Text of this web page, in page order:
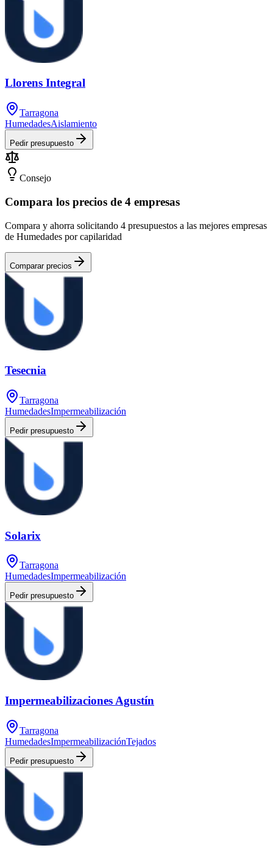
Llorens Integral
Tarragona
HumedadesAislamiento
Pedir presupuesto
Consejo
Compara los precios de 4 empresas
Compara y ahorra solicitando 4 presupuestos a las mejores empresas
de Humedades por capilaridad
Comparar precios
Tesecnia
Tarragona
HumedadesImpermeabilización
Pedir presupuesto
Solarix
Tarragona
HumedadesImpermeabilización
Pedir presupuesto
Impermeabilizaciones Agustín
Tarragona
HumedadesImpermeabilizaciónTejados
Pedir presupuesto